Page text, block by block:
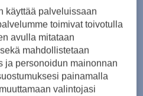
käyttää palveluissaan
toimivat toivotulla
avulla mitataan
mahdollistetaan
ja personoidun mainonnan
painamalla
valintojasi